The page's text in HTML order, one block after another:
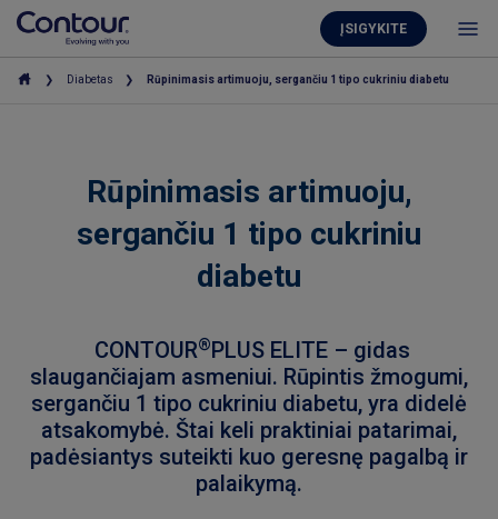
ĮSIGYKITE
Diabetas Rūpinimasis artimuoju, sergančiu 1 tipo cukriniu diabetu
Rūpinimasis artimuoju,
sergančiu 1 tipo cukriniu
diabetu
CONTOUR® PLUS ELITE – gidas
slaugančiajam asmeniui. Rūpintis žmogumi,
sergančiu 1 tipo cukriniu diabetu, yra didelė
atsakomybė. Štai keli praktiniai patarimai,
padėsiantys suteikti kuo geresnę pagalbą ir
palaikymą.